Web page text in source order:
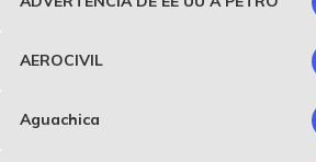
AEROCIVIL
Aguachica